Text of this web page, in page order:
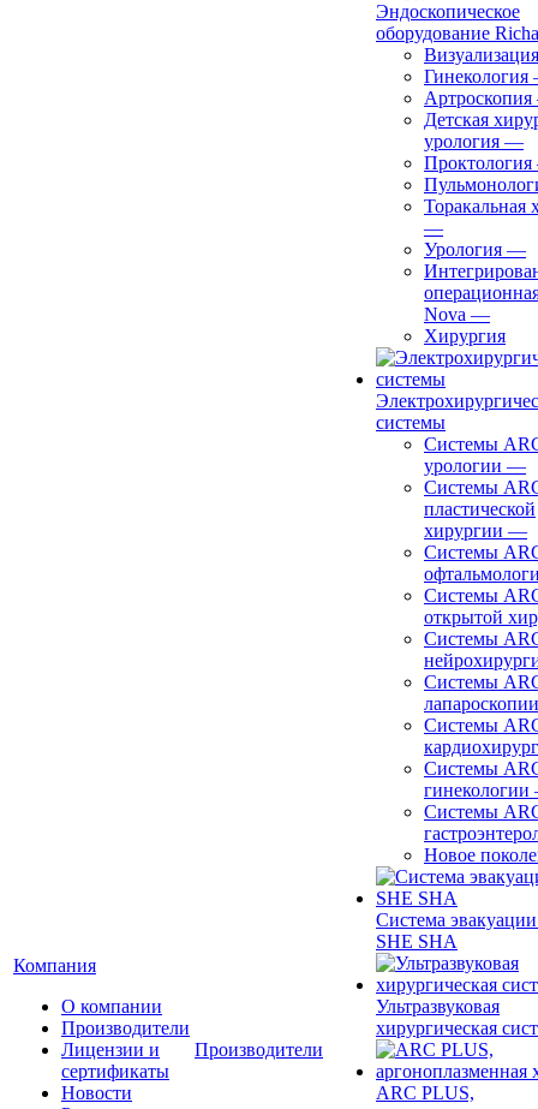
Компания
О компании
Производители
Лицензии и
сертификаты
Новости
Производители
Эндоскопическое
оборудование
Визуализация
Гинекология
Артроскопия
Детская
урология —
Проктология
Торакальная
—
Урология —
Nova —
Хирургия
системы
Системы
урологии —
Системы
пластической
хирургии —
Системы
Системы
открытой
Системы
Системы
лапароскопии
Системы
Системы
гинекологии
Системы
Новое
Система
SHE SHA
Ультразвуковая
хирургическая
ARC PLUS,